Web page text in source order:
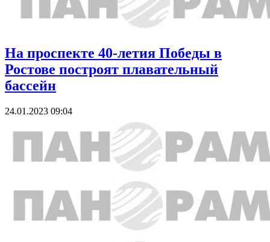
На проспекте 40-летия Победы в
Ростове построят плавательный
бассейн
24.01.2023 09:04